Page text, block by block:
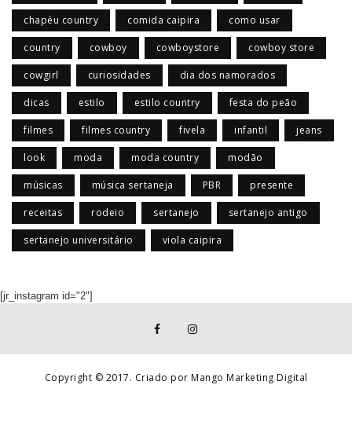
chapéu country comida caipira como usar
country cowboy cowboystore cowboy store
cowgirl curiosidades dia dos namorados
dicas estilo estilo country festa do peão
filmes filmes country fivela infantil jeans
look moda moda country modão
músicas música sertaneja PBR presente
receitas rodeio sertanejo sertanejo antigo
sertanejo universitário viola caipira
[jr_instagram id="2"]
Copyright © 2017. Criado por Mango Marketing Digital